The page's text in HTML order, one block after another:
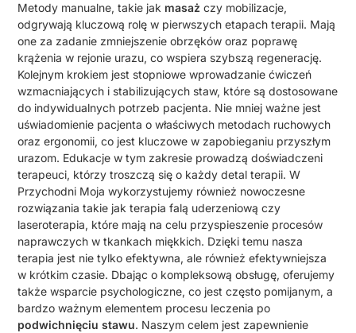
Metody manualne, takie jak masaż czy mobilizacje,
odgrywają kluczową rolę w pierwszych etapach terapii. Mają
one za zadanie zmniejszenie obrzęków oraz poprawę
krążenia w rejonie urazu, co wspiera szybszą regenerację.
Kolejnym krokiem jest stopniowe wprowadzanie ćwiczeń
wzmacniających i stabilizujących staw, które są dostosowane
do indywidualnych potrzeb pacjenta. Nie mniej ważne jest
uświadomienie pacjenta o właściwych metodach ruchowych
oraz ergonomii, co jest kluczowe w zapobieganiu przyszłym
urazom. Edukacje w tym zakresie prowadzą doświadczeni
terapeuci, którzy troszczą się o każdy detal terapii. W
Przychodni Moja wykorzystujemy również nowoczesne
rozwiązania takie jak terapia falą uderzeniową czy
laseroterapia, które mają na celu przyspieszenie procesów
naprawczych w tkankach miękkich. Dzięki temu nasza
terapia jest nie tylko efektywna, ale również efektywniejsza
w krótkim czasie. Dbając o kompleksową obsługę, oferujemy
także wsparcie psychologiczne, co jest często pomijanym, a
bardzo ważnym elementem procesu leczenia po
podwichnięciu stawu. Naszym celem jest zapewnienie